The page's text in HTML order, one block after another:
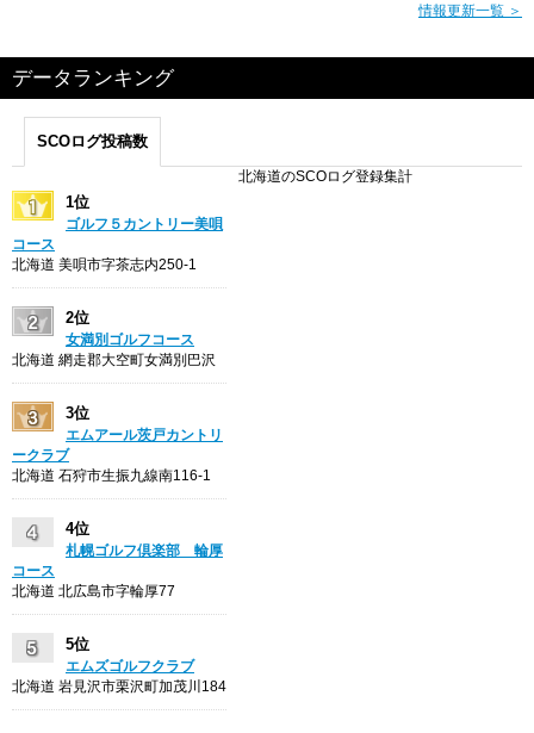
情報更新一覧 ＞
データランキング
SCOログ投稿数
北海道のSCOログ登録集計
1位
ゴルフ５カントリー美唄
コース
北海道 美唄市字茶志内250-1
2位
女満別ゴルフコース
北海道 網走郡大空町女満別巴沢
3位
エムアール茨戸カントリ
ークラブ
北海道 石狩市生振九線南116-1
4位
札幌ゴルフ倶楽部 輪厚
コース
北海道 北広島市字輪厚77
5位
エムズゴルフクラブ
北海道 岩見沢市栗沢町加茂川184